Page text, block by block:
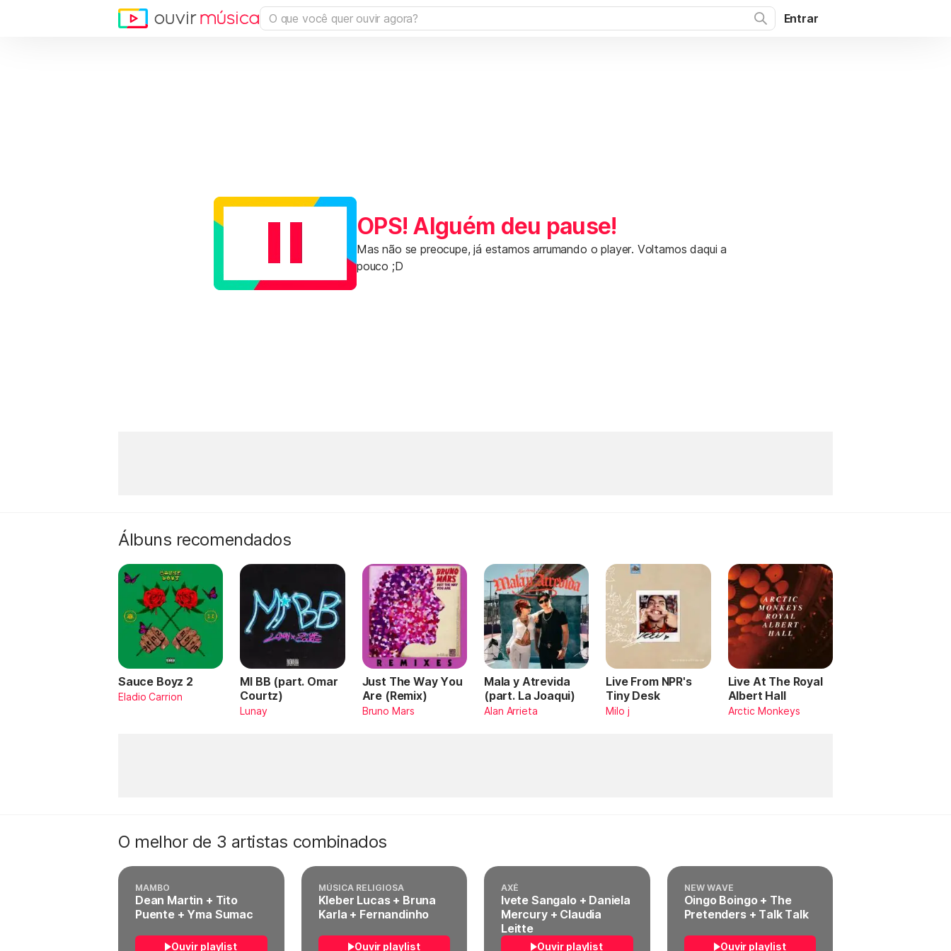
Entrar
OPS! Alguém deu pause!
Mas não se preocupe, já estamos arrumando o player. Voltamos daqui a
pouco ;D
Álbuns recomendados
Sauce Boyz 2
Eladio Carrion
MI BB (part. Omar
Courtz)
Lunay
Just The Way You
Are (Remix)
Bruno Mars
Mala y Atrevida
(part. La Joaqui)
Alan Arrieta
Live From NPR's
Tiny Desk
Milo j
Live At The Royal
Albert Hall
Arctic Monkeys
O melhor de 3 artistas combinados
MAMBO
Dean Martin + Tito
Puente + Yma Sumac
Ouvir playlist
MÚSICA RELIGIOSA
Kleber Lucas + Bruna
Karla + Fernandinho
Ouvir playlist
AXÉ
Ivete Sangalo + Daniela
Mercury + Claudia
Leitte
Ouvir playlist
NEW WAVE
Oingo Boingo + The
Pretenders + Talk Talk
Ouvir playlist